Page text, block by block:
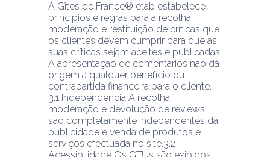
A Gîtes de France® étab estabelece
princípios e regras para a recolha,
moderação e restituição de críticas que
os clientes devem cumprir para que as
suas críticas sejam aceites e publicadas.
A apresentação de comentários não dá
origem a qualquer benefício ou
contrapartida financeira para o cliente.
3.1 Independência A recolha,
moderação e devolução de reviews
são completamente independentes da
publicidade e venda de produtos e
serviços efectuada no site.3.2